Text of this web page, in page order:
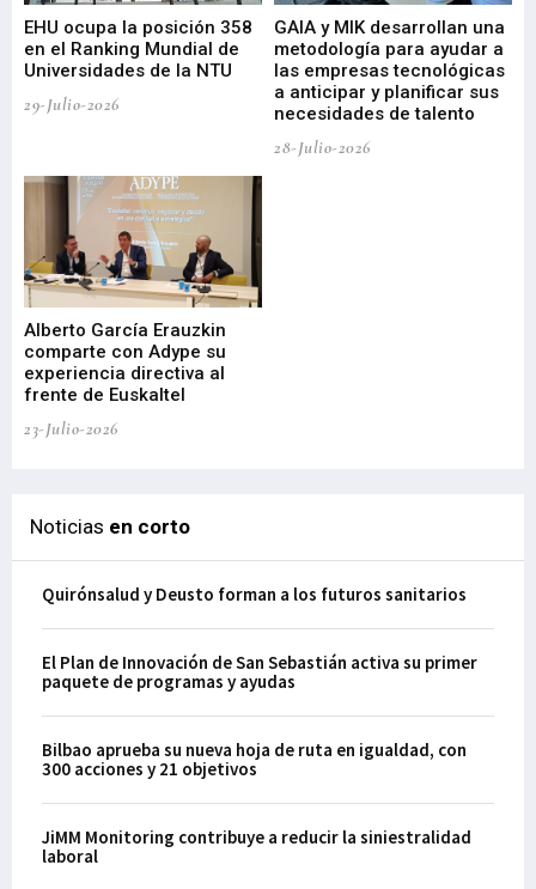
EHU ocupa la posición 358
en el Ranking Mundial de
Universidades de la NTU
29-Julio-2026
GAIA y MIK desarrollan una
metodología para ayudar a
las empresas tecnológicas
a anticipar y planificar sus
necesidades de talento
28-Julio-2026
Alberto García Erauzkin
comparte con Adype su
experiencia directiva al
frente de Euskaltel
23-Julio-2026
Noticias en corto
Quirónsalud y Deusto forman a los futuros sanitarios
El Plan de Innovación de San Sebastián activa su primer
paquete de programas y ayudas
Bilbao aprueba su nueva hoja de ruta en igualdad, con
300 acciones y 21 objetivos
JiMM Monitoring contribuye a reducir la siniestralidad
laboral